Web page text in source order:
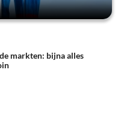
markten: bijna alles